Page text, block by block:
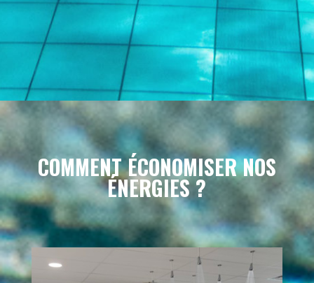
COMMENT ÉCONOMISER NOS
ÉNERGIES ?